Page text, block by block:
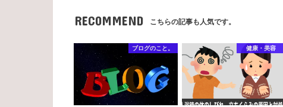
RECOMMEND こちらの記事も人気です。
ブログのこと。 健康・美容